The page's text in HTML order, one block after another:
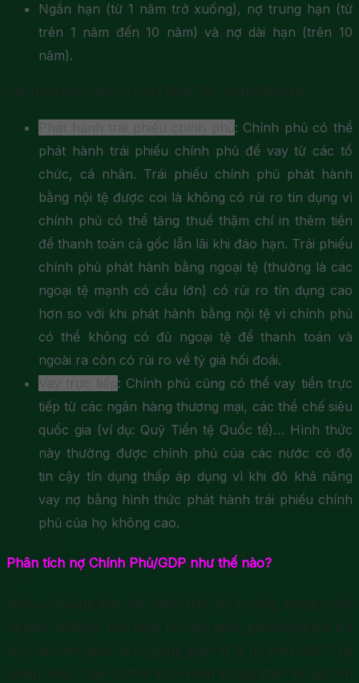
Ngắn hạn (từ 1 năm trở xuống), nợ trung hạn (từ
trên 1 năm đến 10 năm) và nợ dài hạn (trên 10
năm).
Các hình thức vay nợ của Chính Phủ có thể đến từ:
: Chính phủ có thể
phát hành trái phiếu chính phủ để vay từ các tổ
chức, cá nhân. Trái phiếu chính phủ phát hành
bằng nội tệ được coi là không có rủi ro tín dụng vì
chính phủ có thể tăng thuế thậm chí in thêm tiền
để thanh toán cả gốc lẫn lãi khi đáo hạn. Trái phiếu
chính phủ phát hành bằng ngoại tệ (thường là các
ngoại tệ mạnh có cầu lớn) có rủi ro tín dụng cao
hơn so với khi phát hành bằng nội tệ vì chính phủ
có thể không có đủ ngoại tệ để thanh toán và
ngoài ra còn có rủi ro về tỷ giá hối đoái.
: Chính phủ cũng có thể vay tiền trực
tiếp từ các ngân hàng thương mại, các thể chế siêu
quốc gia (ví dụ: Quỹ Tiền tệ Quốc tế)… Hình thức
này thường được chính phủ của các nước có độ
tin cậy tín dụng thấp áp dụng vì khi đó khả năng
vay nợ bằng hình thức phát hành trái phiếu chính
phủ của họ không cao.
Phân tích nợ Chính Phủ/GDP như thế nào?
Một sự hoảng loạn tài chính trên thị trường trong nước
và quốc tế được kích hoạt khi một quốc gia không thể trả
nợ. Các chính phủ sẽ cố gắng giảm tỷ lệ nợ trên GDP. Tuy
nhiên, điều này có thể khó khăn trong thời kỳ bất ổn